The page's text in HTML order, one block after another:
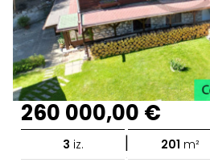
260 000,00 €
3 iz. | 201 m²